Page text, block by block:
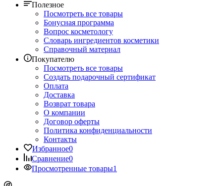
Полезное
Посмотреть все товары
Бонусная программа
Вопрос косметологу
Словарь ингредиентов косметики
Справочный материал
Покупателю
Посмотреть все товары
Создать подарочный сертификат
Оплата
Доставка
Возврат товара
О компании
Договор оферты
Политика конфиденциальности
Контакты
Избранное0
Сравнение0
Просмотренные товары1